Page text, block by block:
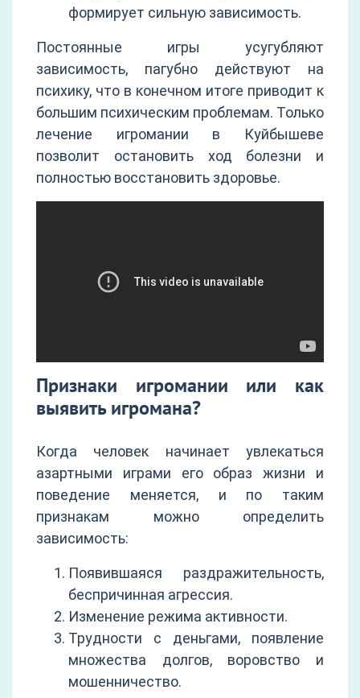
формирует сильную зависимость.
Постоянные игры усугубляют
зависимость, пагубно действуют на
психику, что в конечном итоге приводит к
большим психическим проблемам. Только
лечение игромании в Куйбышеве
позволит остановить ход болезни и
полностью восстановить здоровье.
Признаки игромании или как
выявить игромана?
Когда человек начинает увлекаться
азартными играми его образ жизни и
поведение меняется, и по таким
признакам можно определить
зависимость:
Появившаяся раздражительность,
беспричинная агрессия.
Изменение режима активности.
Трудности с деньгами, появление
множества долгов, воровство и
мошенничество.